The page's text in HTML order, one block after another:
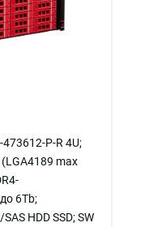
P-R 4U;
max
6Tb;
HDD SSD; SW